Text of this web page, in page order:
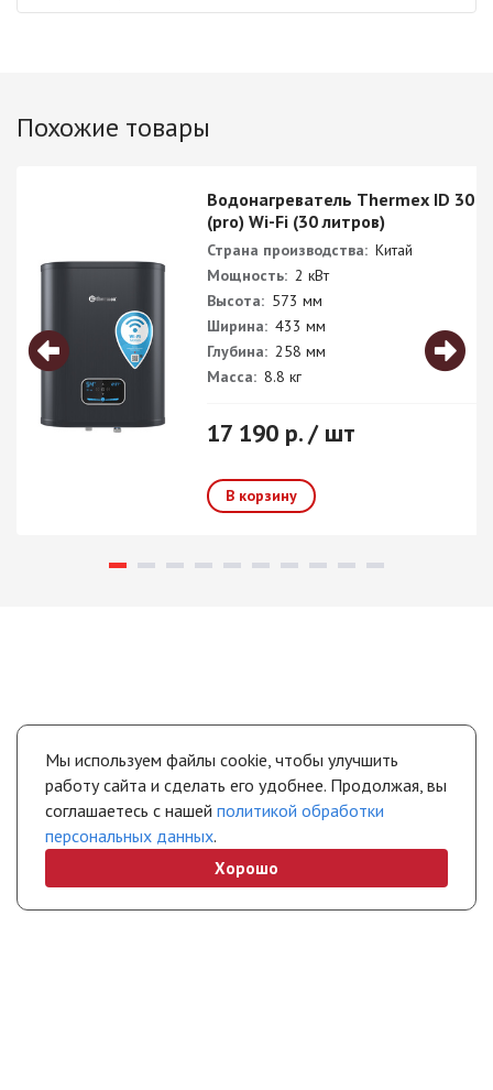
Похожие товары
Водонагреватель Thermex ID 30 V
(pro) Wi-Fi (30 литров)
Страна производства: Китай
Мощность: 2 кВт
Высота: 573 мм
Ширина: 433 мм
Глубина: 258 мм
Масса: 8.8 кг
17 190 р. / шт
Мы используем файлы cookie, чтобы улучшить
работу сайта и сделать его удобнее. Продолжая, вы
соглашаетесь с нашей политикой обработки
персональных данных.
Хорошо